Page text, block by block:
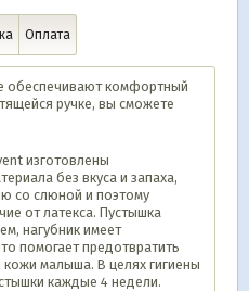
Оплата
обеспечивают комфортный
ручке, вы сможете
изготовлены
без вкуса и запаха,
со слюной и поэтому
от латекса. Пустышка
нагубник имеет
помогает предотвратить
малыша. В целях гигиены
каждые 4 недели.